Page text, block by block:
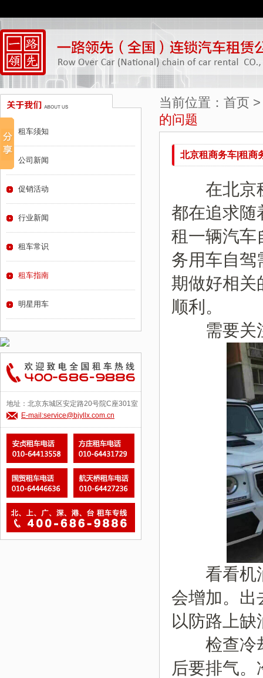
当前位置： 首页
的问题
北京租商务车|租商
在北京租
都在追求随
租一辆汽车
务用车自驾
期做好相关
顺利。
需要关注
看看机油
会增加。出
以防路上缺
检查冷却
后要排气
租车须知
公司新闻
促销活动
行业新闻
租车常识
租车指南
明星用车
地址：北京东城区安定路20号院C座301室
E-mail:service@bjyllx.com.cn